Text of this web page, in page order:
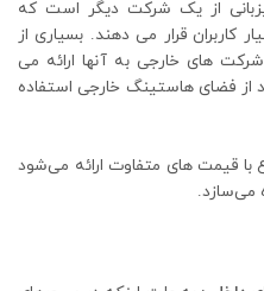
از یک شرکت دیگر است که
کاربران قرار می دهند. بسیاری از
شرکت های خارجی به آنها ارائه می
از فضای هاستینگ خارجی استفاده
قیمت های متفاوت ارائه می‌شود
می‌سازد.